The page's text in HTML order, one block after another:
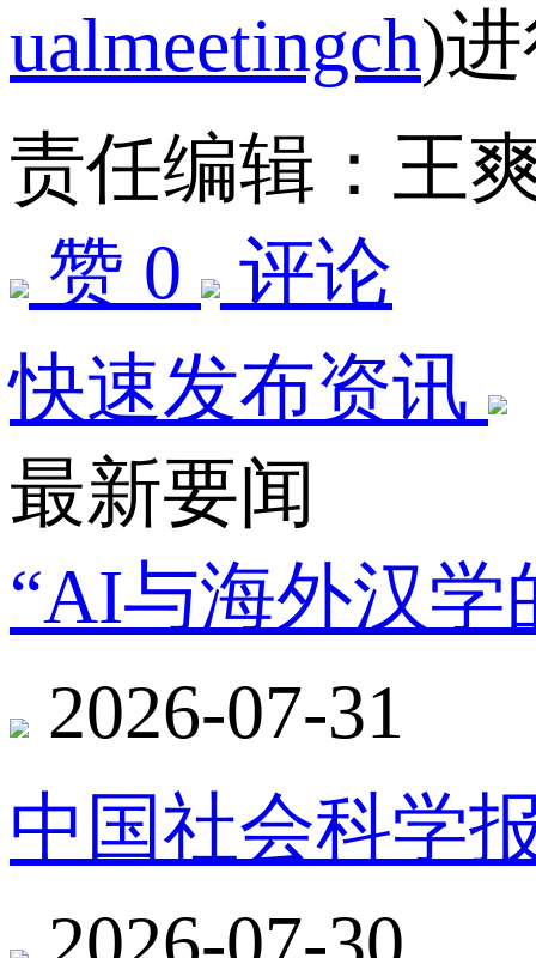
ualmeetingch)
责任编辑：王
赞 0
评论
快速发布资讯
最新要闻
“AI与海外汉学
2026-07-31
中国社会科学